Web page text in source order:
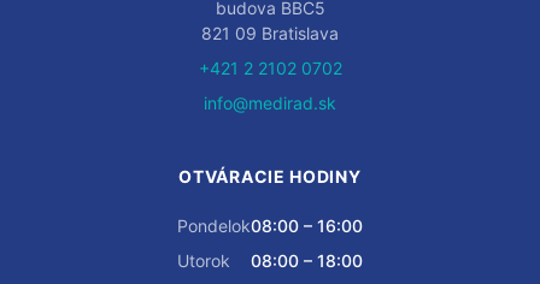
budova BBC5
821 09 Bratislava
+421 2 2102 0702
info@medirad.sk
OTVÁRACIE HODINY
Pondelok08:00 – 16:00
Utorok
08:00 – 18:00